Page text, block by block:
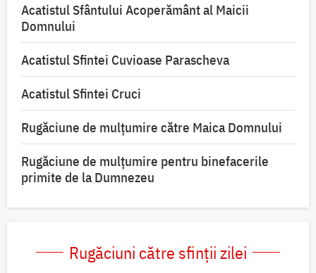
Acatistul Sfântului Acoperământ al Maicii
Domnului
Acatistul Sfintei Cuvioase Parascheva
Acatistul Sfintei Cruci
Rugăciune de mulţumire către Maica Domnului
Rugăciune de mulțumire pentru binefacerile
primite de la Dumnezeu
Rugăciuni către sfinții zilei